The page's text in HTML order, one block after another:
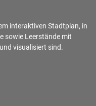
interaktiven Stadtplan, in
sowie Leerstände mit
visualisiert sind.